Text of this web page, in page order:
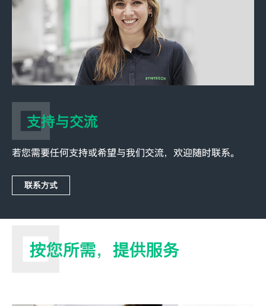
支持与交流
若您需要任何支持或希望与我们交流，欢迎随时联系。
联系方式
按您所需，提供服务